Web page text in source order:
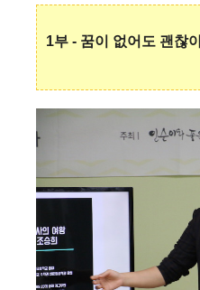
1부 - 꿈이 없어도 괜찮